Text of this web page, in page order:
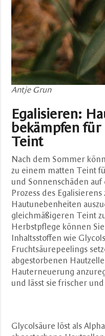
Antje Grun
Egalisieren:
bekämpfen
Teint
Nach dem Sommer
zu einem matten Teint
und Sonnenschäden
Prozess des
Hautunebenheiten
gleichmäßigeren Teint
Herbstpflege können
Inhaltsstoffen wie
Fruchtsäurepeelings
abgestorbenen
Hauterneuerung
und lässt sie frischer
Glycolsäure löst als